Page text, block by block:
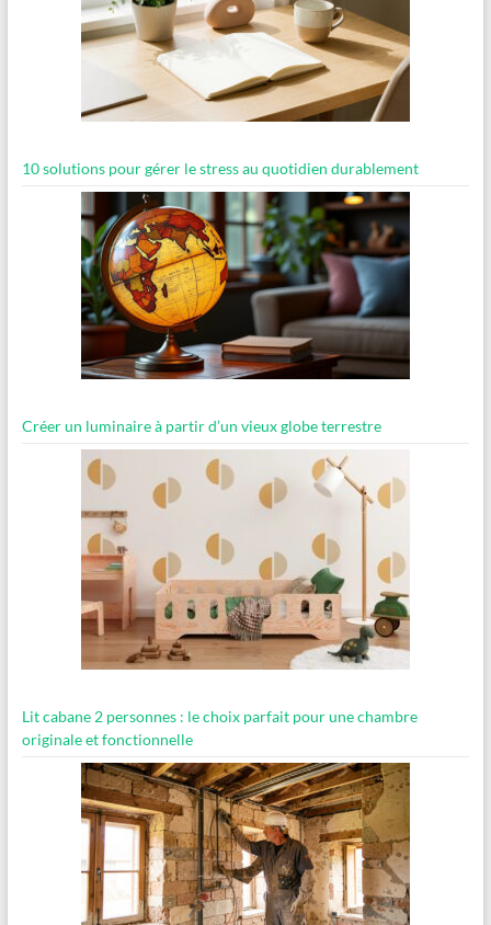
10 solutions pour gérer le stress au quotidien durablement
Créer un luminaire à partir d’un vieux globe terrestre
Lit cabane 2 personnes : le choix parfait pour une chambre
originale et fonctionnelle